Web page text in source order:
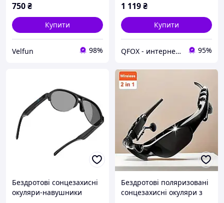
750₴
Купити
Velfun 98%
1 119₴
Купити
QFOX - интернет магазин 95%
Бездротові сонцезахисні
окуляри-навушники
Бездротові поляризовані
сонцезахисні окуляри з